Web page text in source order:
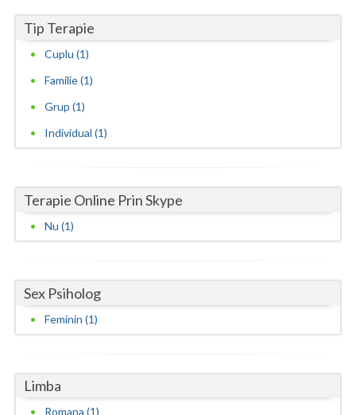
Salaj
Satu-Mare
Teleorman
Timis
Tulcea
Vaslui
Tip Terapie
Cuplu (1)
Familie (1)
Grup (1)
Individual (1)
Terapie Online Prin Skype
Nu (1)
Sex Psiholog
Feminin (1)
Limba
Romana (1)